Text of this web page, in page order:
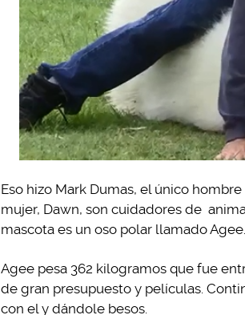
Eso hizo Mark Dumas, el único
mujer, Dawn, son cuidadores de
mascota es un oso polar llamado Agee.
Agee pesa 362 kilogramos que fue
de gran presupuesto y películas.
con el y dándole besos.